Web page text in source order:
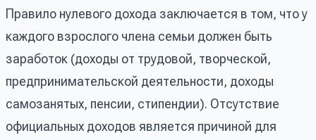
Правило нулевого дохода заключается в том, что у
каждого взрослого члена семьи должен быть
заработок (доходы от трудовой, творческой,
предпринимательской деятельности, доходы
самозанятых, пенсии, стипендии). Отсутствие
официальных доходов является причиной для